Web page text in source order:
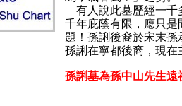
有人說此墓歷經一千
千年庇蔭有限，應只
題！孫誗後裔於宋末
孫誗在寧都後裔，現
孫誗墓為孫中山先生遠